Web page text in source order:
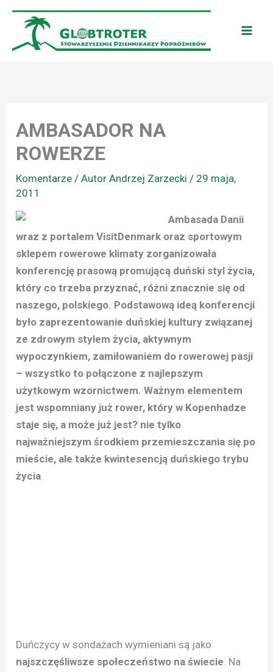
Przejdź
treści
AMBASADOR NA
ROWERZE
Komentarze / Autor Andrzej Zarzecki/ 29 maja,
2011
Ambasada Danii
wraz z portalem VisitDenmark oraz sportowym
sklepem rowerowe klimaty zorganizowała
konferencję prasową promującą duński styl życia,
który co trzeba przyznać, różni znacznie się od
naszego, polskiego. Podstawową ideą konferencji
było zaprezentowanie duńskiej kultury związanej
ze zdrowym stylem życia, aktywnym
wypoczynkiem, zamiłowaniem do rowerowej pasji
– wszystko to połączone z najlepszym
użytkowym wzornictwem. Ważnym elementem
jest wspomniany już rower, który w Kopenhadze
staje się, a może już jest? nie tylko
najważniejszym środkiem przemieszczania się po
mieście, ale także kwintesencją duńskiego trybu
życia.
Duńczycy w sondażach wymieniani są jako
najszczęśliwsze społeczeństwo na świecie. Na